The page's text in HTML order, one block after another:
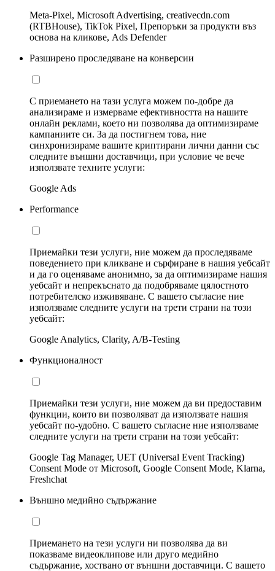
Meta-Pixel, Microsoft Advertising, creativecdn.com
(RTBHouse), TikTok Pixel, Препоръки за продукти въз
основа на кликове, Ads Defender
Разширено проследяване на конверсии
С приемането на тази услуга можем по-добре да
анализираме и измерваме ефективността на нашите
онлайн реклами, което ни позволява да оптимизираме
кампаниите си. За да постигнем това, ние
синхронизираме вашите криптирани лични данни със
следните външни доставчици, при условие че вече
използвате техните услуги:
Google Ads
Performance
Приемайки тези услуги, ние можем да проследяваме
поведението при кликване и сърфиране в нашия уебсайт
и да го оценяваме анонимно, за да оптимизираме нашия
уебсайт и непрекъснато да подобряваме цялостното
потребителско изживяване. С вашето съгласие ние
използваме следните услуги на трети страни на този
уебсайт:
Google Analytics, Clarity, A/B-Testing
Функционалност
Приемайки тези услуги, ние можем да ви предоставим
функции, които ви позволяват да използвате нашия
уебсайт по-удобно. С вашето съгласие ние използваме
следните услуги на трети страни на този уебсайт:
Google Tag Manager, UET (Universal Event Tracking)
Consent Mode от Microsoft, Google Consent Mode, Klarna,
Freshchat
Външно медийно съдържание
Приемането на тези услуги ни позволява да ви
показваме видеоклипове или друго медийно
съдържание, хоствано от външни доставчици. С вашето